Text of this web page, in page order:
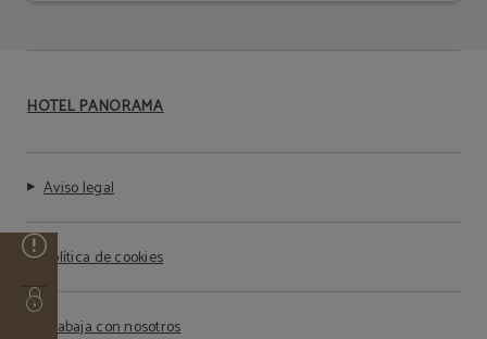
HOTEL PANORAMA
Aviso legal
Política de cookies
Trabaja con nosotros